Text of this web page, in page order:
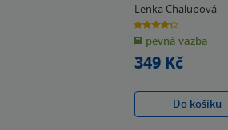
Lenka Chalupová
4.3
z
5
hvězdiček
pevná vazba
349 Kč
Do košíku